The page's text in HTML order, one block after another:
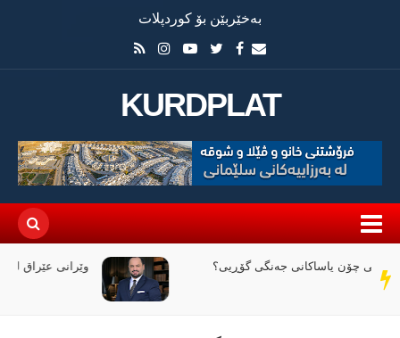
بەخێربێن بۆ کوردپلات
KURDPLAT
سەر
دێڕ
وێرانی عێراق لە نێوان ملیاران و ئاگردا